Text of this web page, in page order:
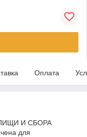
Оплата
И СБОРА
для